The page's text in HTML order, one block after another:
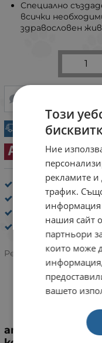
Експресна
За animonda
Икономична
Възраст: от 1 до
Консерви за
Animonda/
Рейтинг:
Специално
всички
здравословен
animonda
Този
Ние
рекламите
трафик.
информация
нашия сайт
партньори
които може
вашето